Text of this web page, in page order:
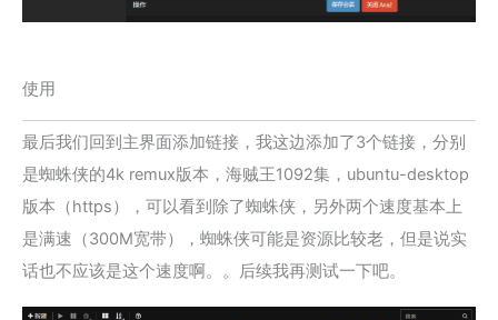
使用
最后我们回到主界面添加链接，我这边添加了3个链接，分别
是蜘蛛侠的4k remux版本，海贼王1092集，ubuntu-desktop
版本（https），可以看到除了蜘蛛侠，另外两个速度基本上
是满速（300M宽带），蜘蛛侠可能是资源比较老，但是说实
话也不应该是这个速度啊。。后续我再测试一下吧。